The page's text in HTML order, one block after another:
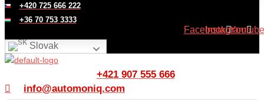
+420 725 666 222
+36 70 753 3333
FacebookInstagramYoutube
Slovak
+421 907 555 666
info@automoniq.com